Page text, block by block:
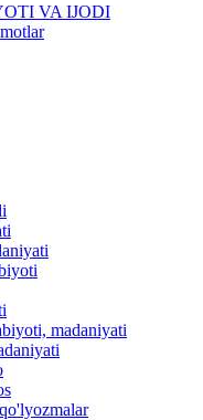
VA IJODI
madaniyati